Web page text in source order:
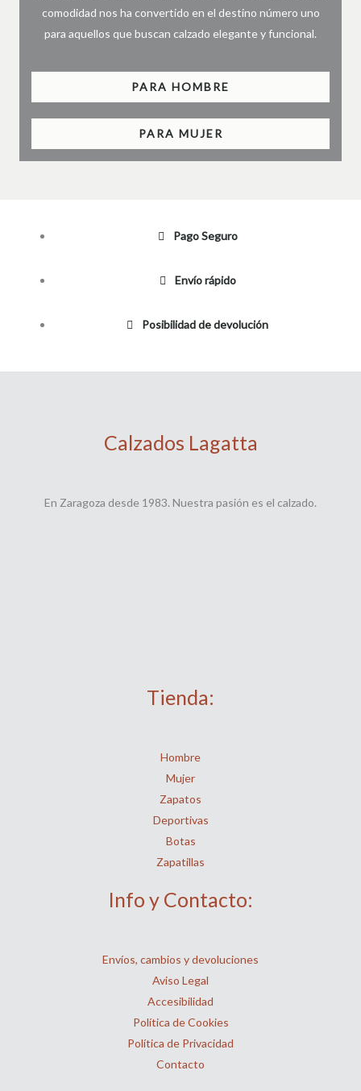
comodidad nos ha convertido en el destino número uno
para aquellos que buscan calzado elegante y funcional.
PARA HOMBRE
PARA MUJER
Pago Seguro
Envío rápido
Posibilidad de devolución
Calzados Lagatta
En Zaragoza desde 1983. Nuestra pasión es el calzado.
Tienda:
Hombre
Mujer
Zapatos
Deportivas
Botas
Zapatillas
Info y Contacto:
Envíos, cambios y devoluciones
Aviso Legal
Accesibilidad
Política de Cookies
Política de Privacidad
Contacto